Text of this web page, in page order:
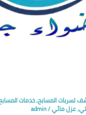
تسربات المسابح,خدمات
,عزل مائي/
admin